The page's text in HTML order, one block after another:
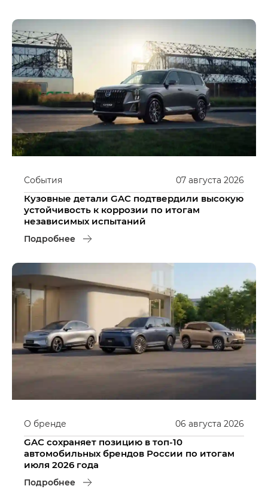
07 августа 2026
События
Кузовные детали GAC подтвердили высокую
устойчивость к коррозии по итогам
независимых испытаний
Подробнее
06 августа 2026
О бренде
GAC сохраняет позицию в топ-10
автомобильных брендов России по итогам
июля 2026 года
Подробнее